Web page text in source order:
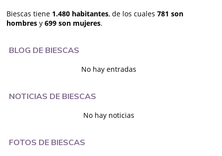
Biescas tiene 1.480 habitantes, de los cuales781 son
hombres y699 son mujeres.
BLOG DE BIESCAS
No hay entradas
NOTICIAS DE BIESCAS
No hay noticias
FOTOS DE BIESCAS